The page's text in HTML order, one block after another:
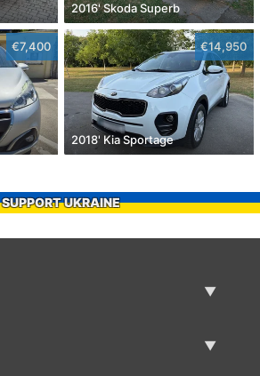
2016' Skoda Superb
€7,400 €14,950
2018' Kia Sportage
SUPPORT UKRAINE